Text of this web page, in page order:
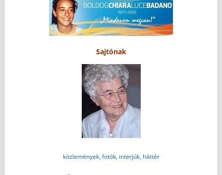
Sajtónak
közlemények, fotók, interjúk, háttér